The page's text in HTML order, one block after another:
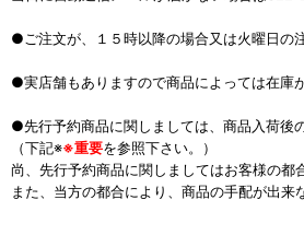
●ご注文が、１５時以降の場合又は火曜日の
●実店舗もありますので商品によっては在庫
●先行予約商品に関しましては、商品入荷後
（下記※※重要を参照下さい。）
尚、先行予約商品に関しましてはお客様の都
また、当方の都合により、商品の手配が出来